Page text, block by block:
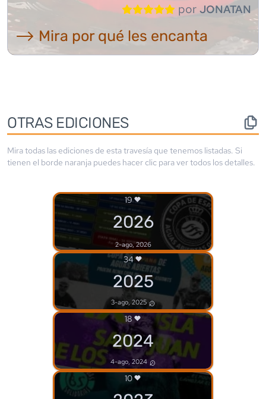
por JONATAN
⟶ Mira por qué les encanta
OTRAS EDICIONES
Mira todas las ediciones de esta travesía que tenemos listadas. Si
tienen el borde naranja puedes hacer clic para ver todos los detalles.
19
2026
2-ago, 2026
34
2025
3-ago, 2025
18
2024
4-ago, 2024
10